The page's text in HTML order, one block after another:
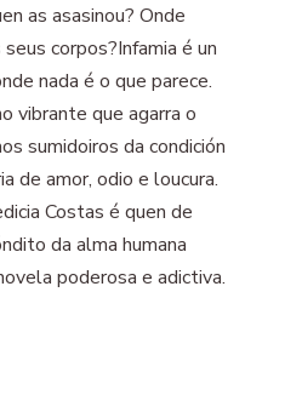
as asasinou? Onde
corpos?Infamia é un
nada é o que parece.
vibrante que agarra o
sumidoiros da condición
de amor, odio e loucura.
Costas é quen de
da alma humana
poderosa e adictiva.